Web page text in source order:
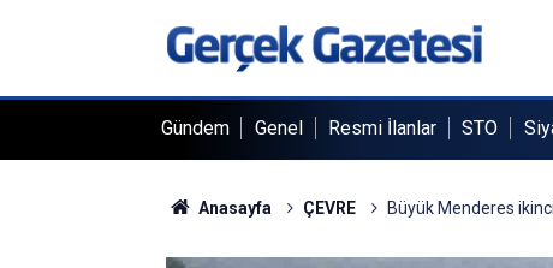
Gündem Genel Resmi İlanlar STO
Anasayfa ÇEVRE Büyük Menderes